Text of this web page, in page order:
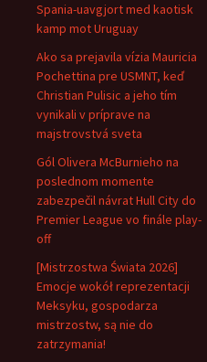
Spania-uavgjort med kaotisk
kamp mot Uruguay
Ako sa prejavila vízia Mauricia
Pochettina pre USMNT, keď
Christian Pulisic a jeho tím
vynikali v príprave na
majstrovstvá sveta
Gól Olivera McBurnieho na
poslednom momente
zabezpečil návrat Hull City do
Premier League vo finále play-
off
[Mistrzostwa Świata 2026]
Emocje wokół reprezentacji
Meksyku, gospodarza
mistrzostw, są nie do
zatrzymania!